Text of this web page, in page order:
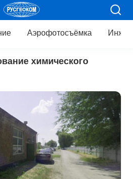
Аэрофотосъёмка
химического